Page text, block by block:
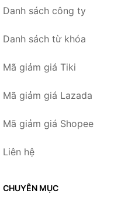
Danh sách công ty
Danh sách từ khóa
Mã giảm giá Tiki
Mã giảm giá Lazada
Mã giảm giá Shopee
Liên hệ
CHUYÊN MỤC